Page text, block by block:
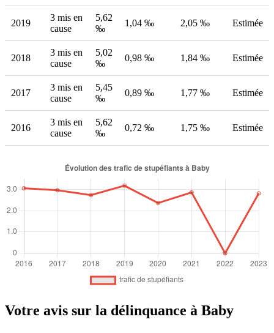
2019
3 mis en
cause
5,62
‰
1,04 ‰ 2,05 ‰ Estimée
2018
3 mis en
cause
5,02
‰
0,98 ‰ 1,84 ‰ Estimée
2017
3 mis en
cause
5,45
‰
0,89 ‰ 1,77 ‰ Estimée
2016
3 mis en
cause
5,62
‰
0,72 ‰ 1,75 ‰ Estimée
Votre avis sur la délinquance à Baby